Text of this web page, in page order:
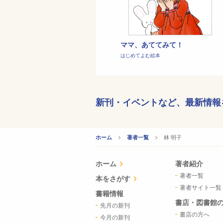
ママ、あててみて！
はじめてよむ絵本
新刊・イベントなど、 最新情
ホーム 著者一覧 CURRENT:
林 明子
ホーム
本をさがす
書籍情報
先月の新刊
今月の新刊
著者紹介
著者一覧
著者サイト一覧
書店・図書館
書店の方へ